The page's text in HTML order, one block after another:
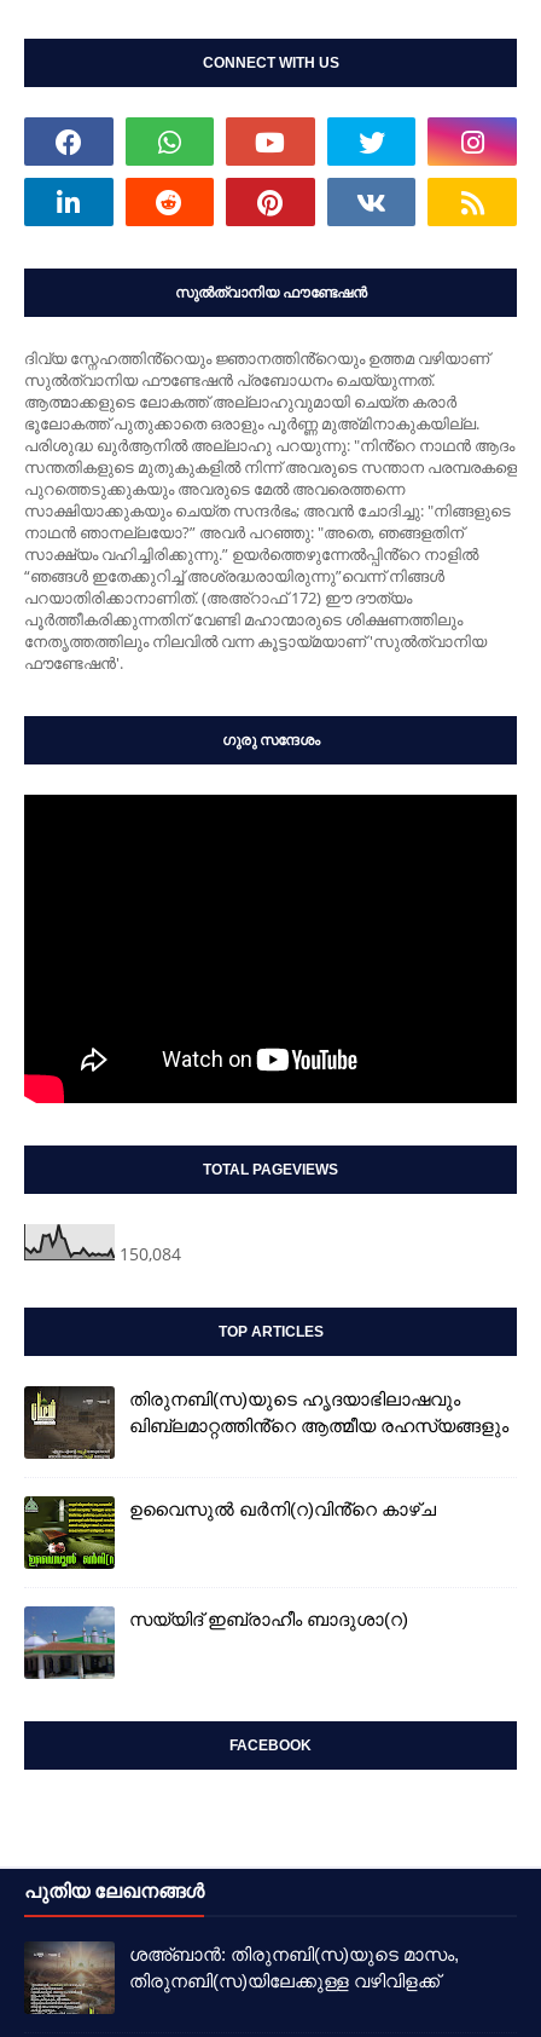
CONNECT WITH US
സുൽത്വാനിയ ഫൗണ്ടേഷൻ
ദിവ്യ സ്നേഹത്തിൻ്റെയും ജ്ഞാനത്തിൻ്റെയും ഉത്തമ വഴിയാണ്
സുൽത്വാനിയ ഫൗണ്ടേഷൻ പ്രബോധനം ചെയ്യുന്നത്.
ആത്മാക്കളുടെ ലോകത്ത് അല്ലാഹുവുമായി ചെയ്ത കരാർ
ഭൂലോകത്ത് പുതുക്കാതെ ഒരാളും പൂർണ്ണ മുഅ്മിനാകുകയില്ല.
പരിശുദ്ധ ഖുർആനിൽ അല്ലാഹു പറയുന്നു: "നിൻ്റെ നാഥന്‍ ആദം
സന്തതികളുടെ മുതുകുകളില്‍ നിന്ന് അവരുടെ സന്താന പരമ്പരകളെ
പുറത്തെടുക്കുകയും അവരുടെ മേല്‍ അവരെത്തന്നെ
സാക്ഷിയാക്കുകയും ചെയ്ത സന്ദര്‍ഭം; അവന്‍ ചോദിച്ചു: "നിങ്ങളുടെ
നാഥന്‍ ഞാനല്ലയോ?” അവര്‍ പറഞ്ഞു: "അതെ, ഞങ്ങളതിന്
സാക്ഷ്യം വഹിച്ചിരിക്കുന്നു.” ഉയർത്തെഴുന്നേല്‍പ്പിൻ്റെ നാളിൽ
“ഞങ്ങള്‍ ഇതേക്കുറിച്ച് അശ്രദ്ധരായിരുന്നു”വെന്ന് നിങ്ങള്‍
പറയാതിരിക്കാനാണിത്. (അഅ്റാഫ് 172) ഈ ദൗത്യം
പൂർത്തീകരിക്കുന്നതിന് വേണ്ടി മഹാന്മാരുടെ ശിക്ഷണത്തിലും
നേതൃത്തത്തിലും നിലവിൽ വന്ന കൂട്ടായ്മയാണ് 'സുൽത്വാനിയ
ഫൗണ്ടേഷൻ'.
ഗുരു സന്ദേശം
TOTAL PAGEVIEWS
150,084
TOP ARTICLES
തിരുനബി(സ)യുടെ ഹൃദയാഭിലാഷവും
ഖിബ്‌ലമാറ്റത്തിൻ്റെ ആത്മീയ രഹസ്യങ്ങളും
ഉവൈസുല്‍ ഖർനി(റ)വിൻ്റെ കാഴ്ച
സയ്യിദ് ഇബ്രാഹീം ബാദുശാ(റ)
FACEBOOK
പുതിയ ലേഖനങ്ങൾ
ശഅ്ബാൻ: തിരുനബി(സ)യുടെ മാസം,
തിരുനബി(സ)യിലേക്കുള്ള വഴിവിളക്ക്